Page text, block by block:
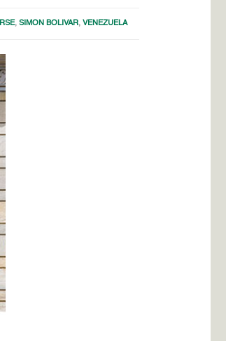
RSE,SIMON BOLIVAR,VENEZUELA